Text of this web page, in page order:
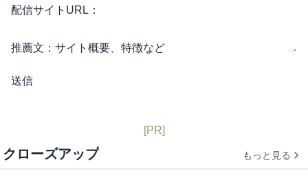
配信サイトURL：
推薦文： サイト概要、特徴など
[PR]
クローズアップ もっと見る